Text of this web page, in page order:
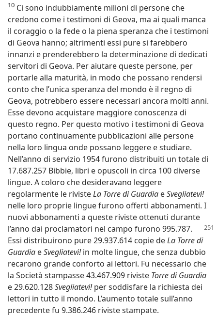
10 Ci sono indubbiamente milioni di persone che
credono come i testimoni di Geova, ma ai quali manca
il coraggio o la fede o la piena speranza che i testimoni
di Geova hanno; altrimenti essi pure si farebbero
innanzi e prenderebbero la determinazione di dedicati
servitori di Geova. Per aiutare queste persone, per
portarle alla maturità, in modo che possano rendersi
conto che l’unica speranza del mondo è il regno di
Geova, potrebbero essere necessari ancora molti anni.
Esse devono acquistare maggiore conoscenza di
questo regno. Per questo motivo i testimoni di Geova
portano continuamente pubblicazioni alle persone
nella loro lingua onde possano leggere e studiare.
Nell’anno di servizio 1954 furono distribuiti un totale di
17.687.257 Bibbie, libri e opuscoli in circa 100 diverse
lingue. A coloro che desideravano leggere
regolarmente le rivisteLa Torre di Guardia eSvegliatevi!
nelle loro proprie lingue furono offerti abbonamenti. I
nuovi abbonamenti a queste riviste ottenuti durante
l’anno dai proclamatori nel campo furono 995.787.
Essi distribuirono pure 29.937.614 copie deLa Torre di
Guardia eSvegliatevi!in molte lingue, che senza dubbio
recarono grande conforto ai lettori. Fu necessario che
la Società stampasse 43.467.909 riviste Torre di Guardia
e 29.620.128Svegliatevi!per soddisfare la richiesta dei
lettori in tutto il mondo. L’aumento totale sull’anno
precedente fu 9.386.246 riviste stampate.